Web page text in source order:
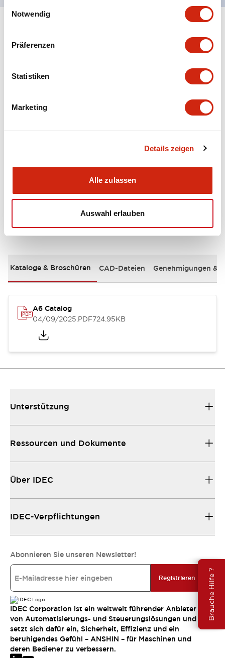
Notwendig
Präferenzen
Statistiken
Marketing
Details zeigen
Alle zulassen
Auswahl erlauben
Brauche Hilfe ?
Electrical Specifications (rated illuminated
Dokumente und Dateien
Kataloge & Broschüren CAD-Dateien Genehmigungen &
A6 Catalog
04/09/2025.PDF724.95KB
Unterstützung
Ressourcen und Dokumente
Über IDEC
IDEC-Verpflichtungen
Abonnieren Sie unseren Newsletter!
Registrieren
IDEC Corporation ist ein weltweit führender Anbieter
von Automatisierungs- und Steuerungslösungen und
setzt sich dafür ein, Sicherheit, Effizienz und ein
beruhigendes Gefühl – ANSHIN – für Maschinen und
deren Bediener zu verbessern.